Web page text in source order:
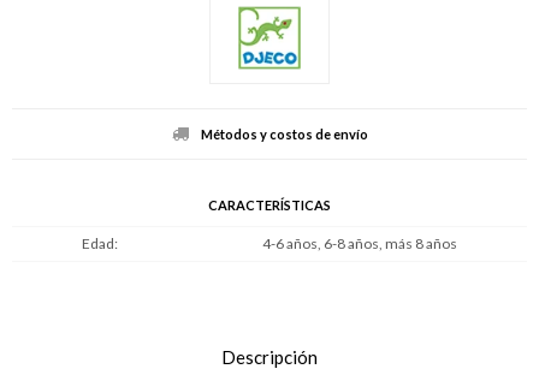
Métodos y costos de envío
CARACTERÍSTICAS
Edad 4-6 años, 6-8 años, más 8 años
Descripción